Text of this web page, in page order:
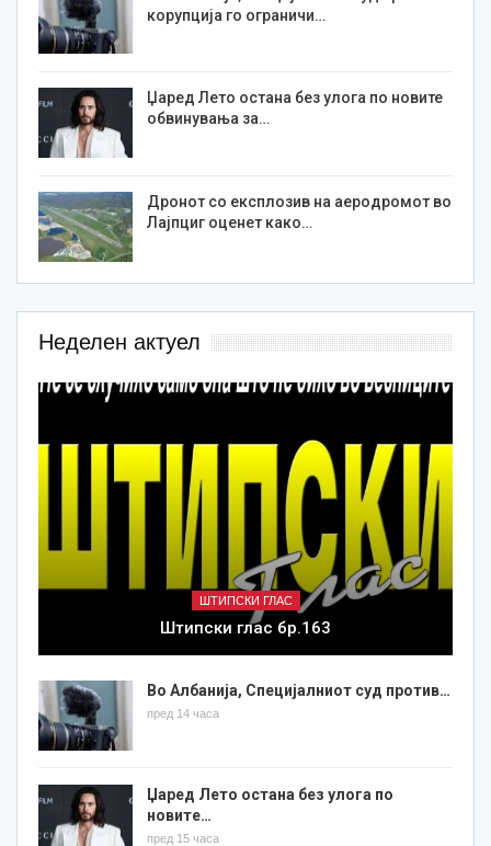
корупција го ограничи…
Џаред Лето остана без улога по новите
обвинувања за…
Дронот со експлозив на аеродромот во
Лајпциг оценет како…
Неделен актуел
ШТИПСКИ ГЛАС
Штипски глас бр.163
Во Албанија, Специјалниот суд против…
пред 14 часа
Џаред Лето остана без улога по
новите…
пред 15 часа